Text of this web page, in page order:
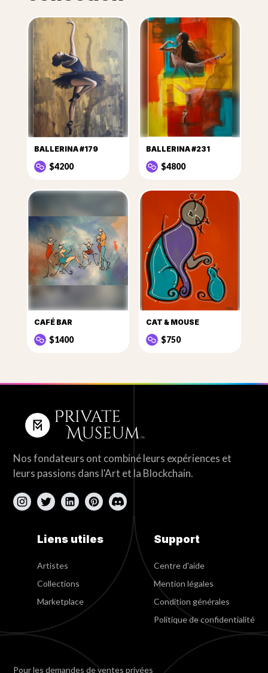
BALLERINA #179
$4200
BALLERINA #231
$4800
CAFÉ BAR
$1400
CAT & MOUSE
$750
Nos fondateurs ont combiné leurs expériences et
leurs passions dans l'Art et la Blockchain.
Liens utiles
Artistes
Collections
Marketplace
Support
Centre d'aide
Mention légales
Condition générales
Politique de confidentialité
Pour les demandes de ventes privées